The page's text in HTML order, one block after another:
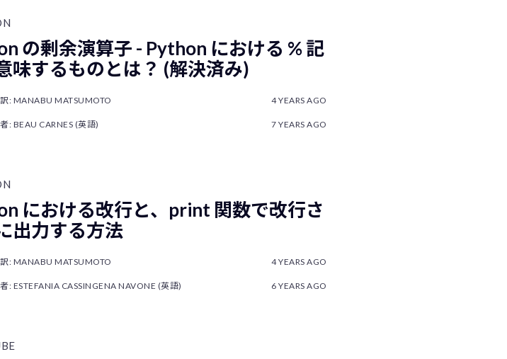
の剰余演算子 - Python における % 記
味するものとは？ (解決済み)
: MANABU MATSUMOTO 4 YEARS AGO
: BEAU CARNES (英語) 7 YEARS AGO
における改行と、print 関数で改行さ
出力する方法
: MANABU MATSUMOTO 4 YEARS AGO
: ESTEFANIA CASSINGENA NAVONE (英語) 6 YEARS AGO